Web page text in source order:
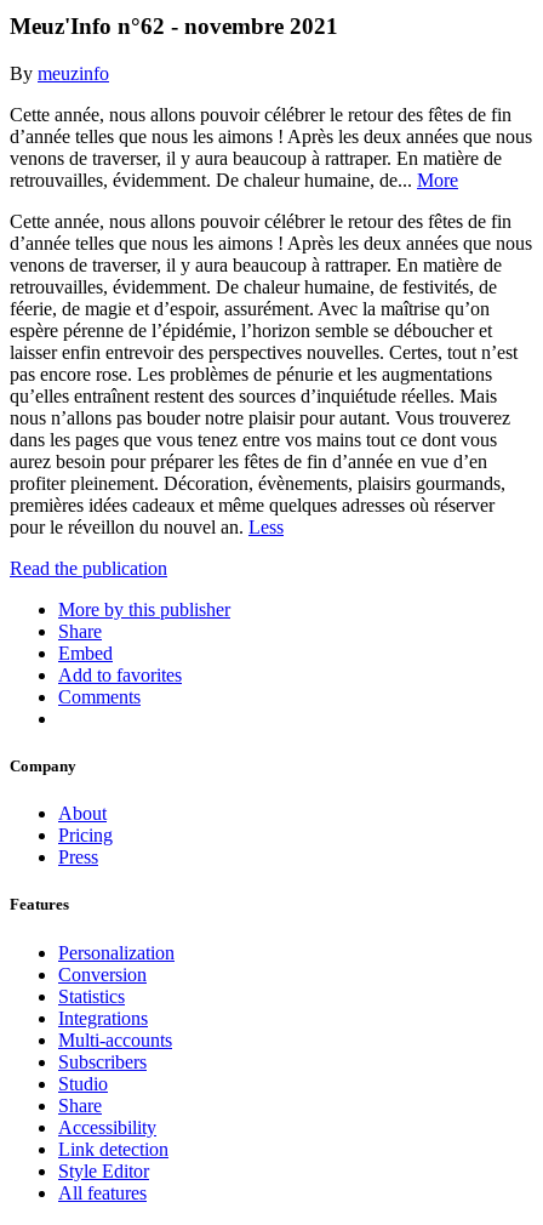
Meuz'Info n°62 - novembre 2021
By meuzinfo
Cette année, nous allons pouvoir célébrer le retour des fêtes de fin
d’année telles que nous les aimons ! Après les deux années que nous
venons de traverser, il y aura beaucoup à rattraper. En matière de
retrouvailles, évidemment. De chaleur humaine, de... More
Cette année, nous allons pouvoir célébrer le retour des fêtes de fin
d’année telles que nous les aimons ! Après les deux années que nous
venons de traverser, il y aura beaucoup à rattraper. En matière de
retrouvailles, évidemment. De chaleur humaine, de festivités, de
féerie, de magie et d’espoir, assurément. Avec la maîtrise qu’on
espère pérenne de l’épidémie, l’horizon semble se déboucher et
laisser enfin entrevoir des perspectives nouvelles. Certes, tout n’est
pas encore rose. Les problèmes de pénurie et les augmentations
qu’elles entraînent restent des sources d’inquiétude réelles. Mais
nous n’allons pas bouder notre plaisir pour autant. Vous trouverez
dans les pages que vous tenez entre vos mains tout ce dont vous
aurez besoin pour préparer les fêtes de fin d’année en vue d’en
profiter pleinement. Décoration, évènements, plaisirs gourmands,
premières idées cadeaux et même quelques adresses où réserver
pour le réveillon du nouvel an. Less
Read the publication
More by this publisher
Share
Embed
Add to favorites
Comments
Company
About
Pricing
Press
Features
Personalization
Conversion
Statistics
Integrations
Multi-accounts
Subscribers
Studio
Share
Accessibility
Link detection
Style Editor
All features